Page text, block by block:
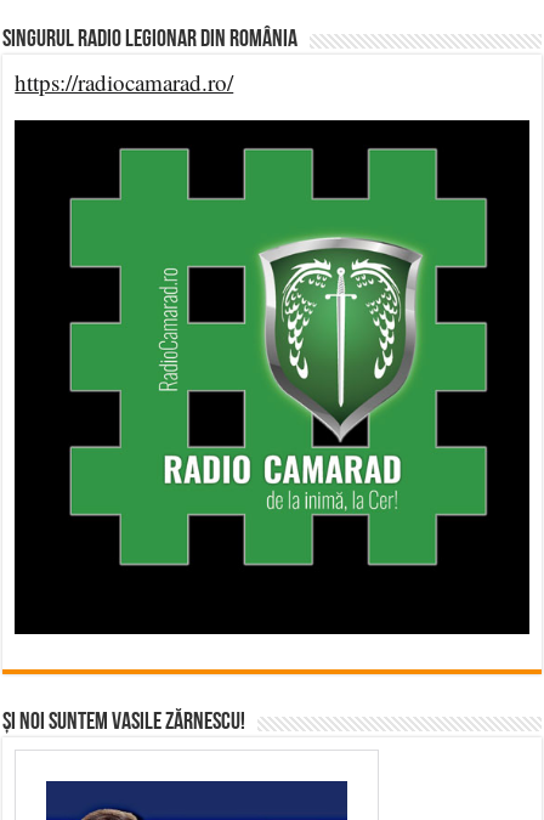
Singurul Radio Legionar din România
https://radiocamarad.ro/
Și noi suntem Vasile Zărnescu!